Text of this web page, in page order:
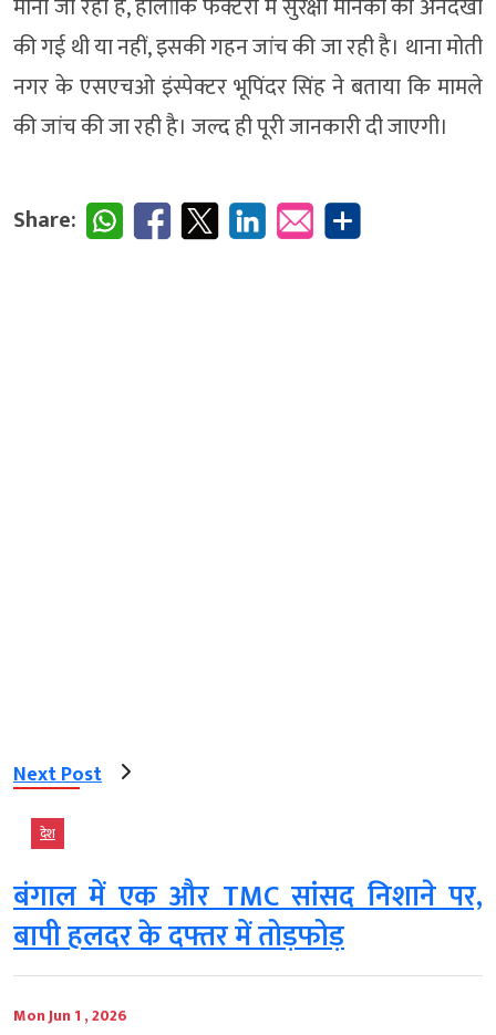
की गई थी या नहीं, इसकी गहन जांच की जा रही है। थाना मोती
नगर के एसएचओ इंस्पेक्टर भूपिंदर सिंह ने बताया कि मामले
की जांच की जा रही है। जल्द ही पूरी जानकारी दी जाएगी।
Share:
Next Post
देश
बंगाल में एक और TMC सांसद निशाने पर,
बापी हलदर के दफ्तर में तोड़फोड़
Mon Jun 1 , 2026